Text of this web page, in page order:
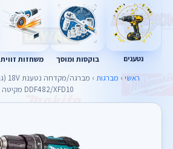
נטענים בוקסות ומוסך משחזות זווית
ראשי › מברגות
DDF482/XFD10 מקיטה